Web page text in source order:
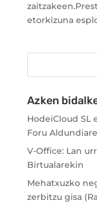
etorkizuna
Azken
HodeiCloud SL
Foru
V-Office: Lan
Birtualarekin
Mehatxuzko
zerbitzu gisa